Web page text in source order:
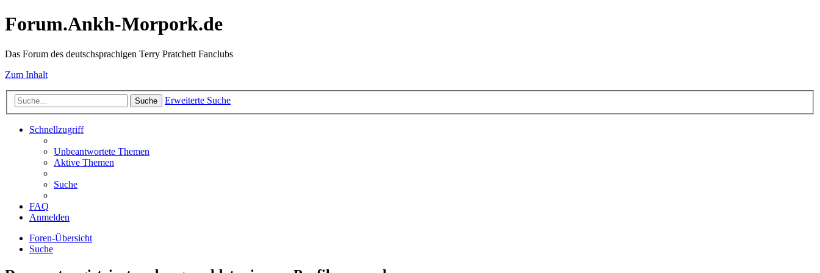
Forum.Ankh-Morpork.de
Das Forum des deutschsprachigen Terry Pratchett Fanclubs
Zum Inhalt
Suche Erweiterte Suche
Schnellzugriff
Unbeantwortete Themen
Aktive Themen
Suche
FAQ
Anmelden
Foren-Übersicht
Suche